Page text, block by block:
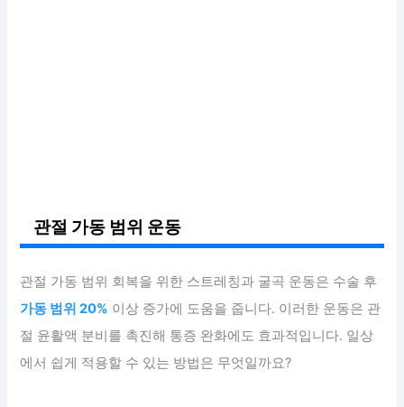
관절 가동 범위 운동
관절 가동 범위 회복을 위한 스트레칭과 굴곡 운동은 수술 후
가동 범위 20% 이상 증가에 도움을 줍니다. 이러한 운동은 관
절 윤활액 분비를 촉진해 통증 완화에도 효과적입니다. 일상
에서 쉽게 적용할 수 있는 방법은 무엇일까요?